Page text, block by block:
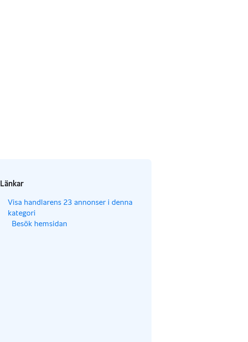
Länkar
Visa handlarens 23 annonser i denna
kategori
Besök hemsidan